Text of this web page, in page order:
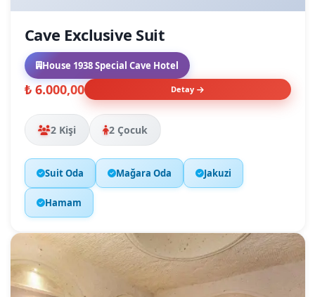
Cave Exclusive Suit
House 1938 Special Cave Hotel
₺ 6.000,00 Detay
2 Kişi 2 Çocuk
Suit Oda Mağara Oda Jakuzi
Hamam